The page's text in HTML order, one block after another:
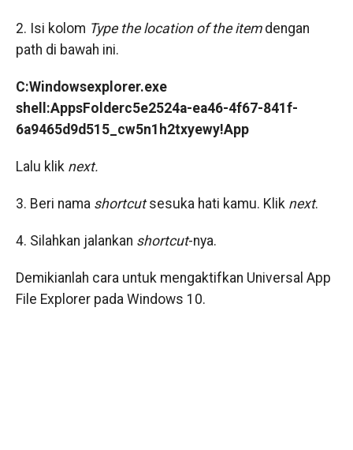
2. Isi kolom Type the location of the itemdengan
path di bawah ini.
C:Windowsexplorer.exe
shell:AppsFolderc5e2524a-ea46-4f67-841f-
6a9465d9d515_cw5n1h2txyewy!App
Lalu klik next.
3. Beri nama shortcutsesuka hati kamu. Klik next.
4. Silahkan jalankan shortcut-nya.
Demikianlah cara untuk mengaktifkan Universal App
File Explorer pada Windows 10.